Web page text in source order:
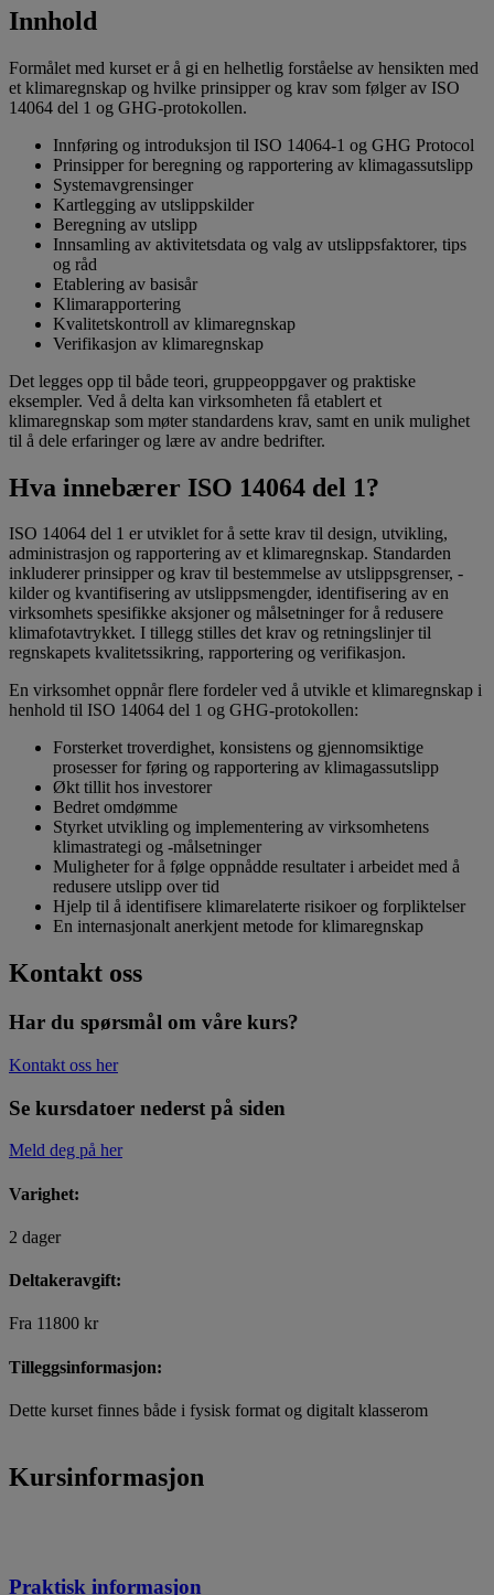
Innhold
Formålet med kurset er å gi en helhetlig forståelse av hensikten med
et klimaregnskap og hvilke prinsipper og krav som følger av ISO
14064 del 1 og GHG-protokollen.
Innføring og introduksjon til ISO 14064-1 og GHG Protocol
Prinsipper for beregning og rapportering av klimagassutslipp
Systemavgrensinger
Kartlegging av utslippskilder
Beregning av utslipp
Innsamling av aktivitetsdata og valg av utslippsfaktorer, tips
og råd
Etablering av basisår
Klimarapportering
Kvalitetskontroll av klimaregnskap
Verifikasjon av klimaregnskap
Det legges opp til både teori, gruppeoppgaver og praktiske
eksempler. Ved å delta kan virksomheten få etablert et
klimaregnskap som møter standardens krav, samt en unik mulighet
til å dele erfaringer og lære av andre bedrifter.
Hva innebærer ISO 14064 del 1?
ISO 14064 del 1 er utviklet for å sette krav til design, utvikling,
administrasjon og rapportering av et klimaregnskap. Standarden
inkluderer prinsipper og krav til bestemmelse av utslippsgrenser, -
kilder og kvantifisering av utslippsmengder, identifisering av en
virksomhets spesifikke aksjoner og målsetninger for å redusere
klimafotavtrykket. I tillegg stilles det krav og retningslinjer til
regnskapets kvalitetssikring, rapportering og verifikasjon.
En virksomhet oppnår flere fordeler ved å utvikle et klimaregnskap i
henhold til ISO 14064 del 1 og GHG-protokollen:
Forsterket troverdighet, konsistens og gjennomsiktige
prosesser for føring og rapportering av klimagassutslipp
Økt tillit hos investorer
Bedret omdømme
Styrket utvikling og implementering av virksomhetens
klimastrategi og -målsetninger
Muligheter for å følge oppnådde resultater i arbeidet med å
redusere utslipp over tid
Hjelp til å identifisere klimarelaterte risikoer og forpliktelser
En internasjonalt anerkjent metode for klimaregnskap
Kontakt oss
Har du spørsmål om våre kurs?
Kontakt oss her
Se kursdatoer nederst på siden
Meld deg på her
Varighet:
2 dager
Deltakeravgift:
Fra 11800 kr
Tilleggsinformasjon:
Dette kurset finnes både i fysisk format og digitalt klasserom
Kursinformasjon
Praktisk informasjon